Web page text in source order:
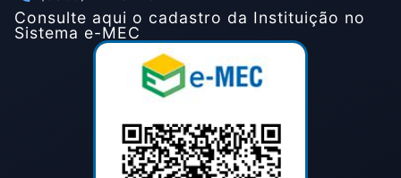
Consulte aqui o cadastro da Instituição no
Sistema e-MEC